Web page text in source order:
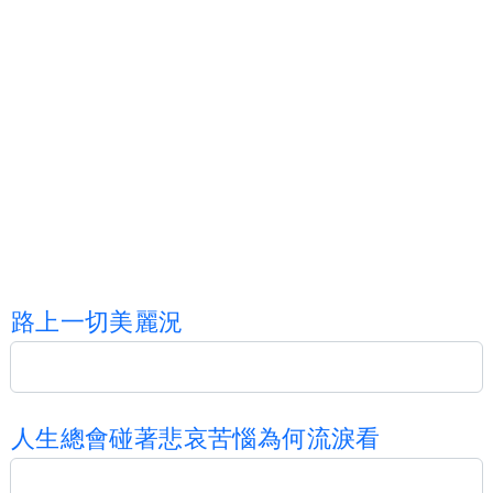
路上一切美麗況
人生總會碰著悲哀苦惱為何流淚看